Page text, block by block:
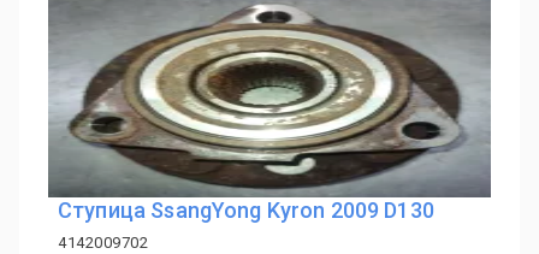
Ступица SsangYong Kyron 2009 D130
4142009702